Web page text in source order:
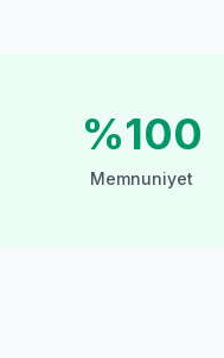
%100
Memnuniyet